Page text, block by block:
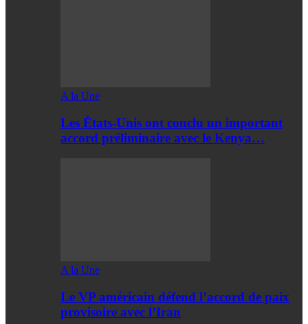
A la Une
Les États-Unis ont conclu un important
accord préliminaire avec le Kenya…
A la Une
Le VP américain défend l’accord de paix
provisoire avec l’Iran